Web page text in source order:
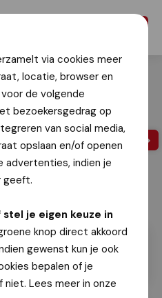
via cookies meer
locatie, browser en
de volgende
bezoekersgedrag op
van social media,
opslaan en/of openen
advertenties, indien je
geeft.
je eigen keuze in
knop direct akkoord
gewenst kun je ook
bepalen of je
niet. Lees meer in onze